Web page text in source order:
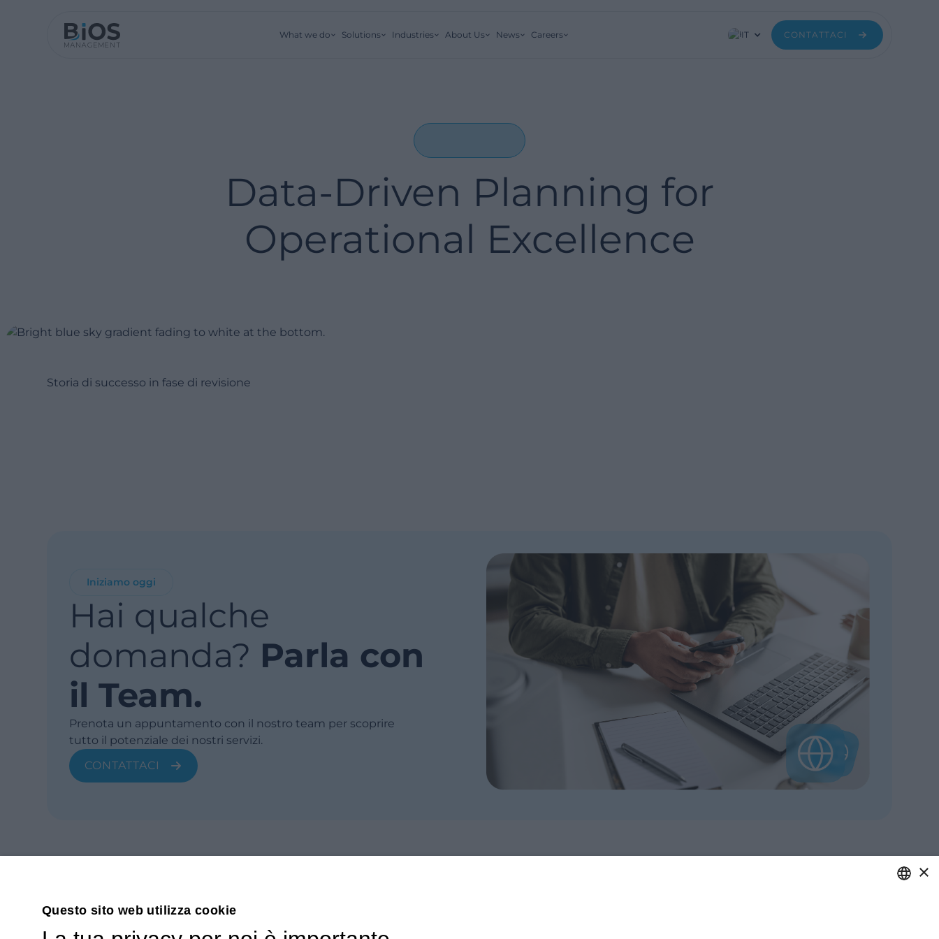
What we do Solutions Industries About Us News Careers IT CONTATTACI
Data-Driven Planning for
Operational Excellence
Storia di successo in fase di revisione
Iniziamo oggi
Hai qualche
domanda? Parla con
il Team.
Prenota un appuntamento con il nostro team per scoprire
tutto il potenziale dei nostri servizi.
CONTATTACI
×
Questo sito web utilizza cookie